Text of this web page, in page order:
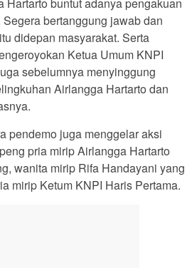
bertanggung jawab dan
didepan masyarakat. Serta
Ketua Umum KNPI
sebelumnya menyinggung
Airlangga Hartarto dan
pendemo juga menggelar aksi
pria mirip Airlangga Hartarto
wanita mirip Rifa Handayani yang
mirip Ketum KNPI Haris Pertama.